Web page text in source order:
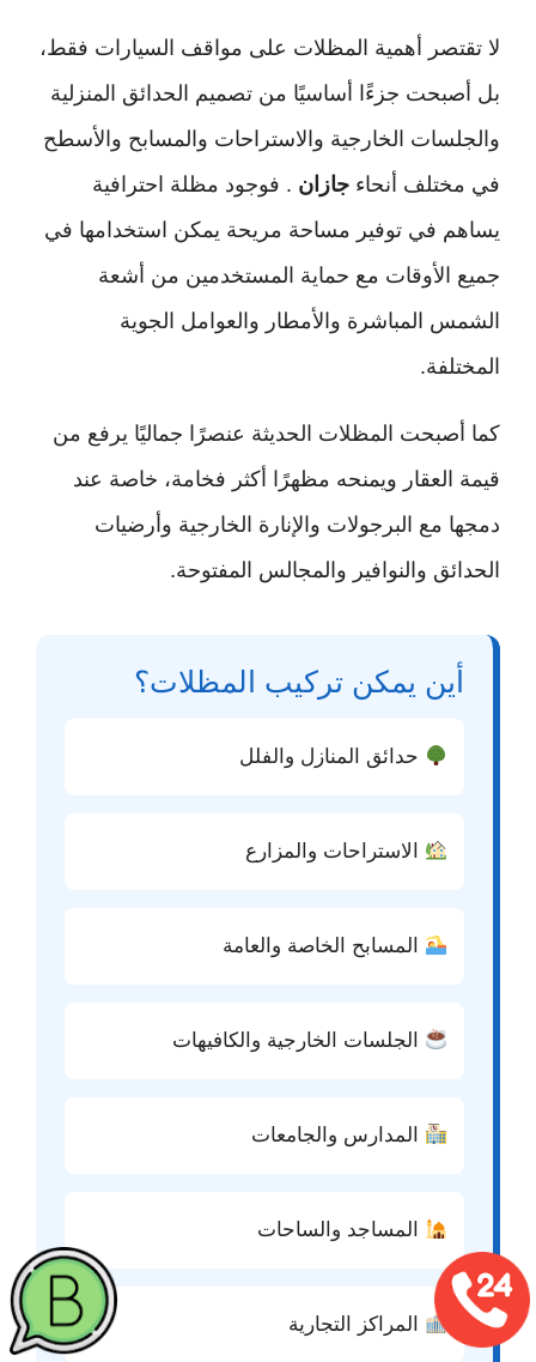
لا تقتصر أهمية المظلات على مواقف السيارات فقط،
بل أصبحت جزءًا أساسيًا من تصميم الحدائق المنزلية
والجلسات الخارجية والاستراحات والمسابح والأسطح
في مختلف أنحاء جازان . فوجود مظلة احترافية
يساهم في توفير مساحة مريحة يمكن استخدامها في
جميع الأوقات مع حماية المستخدمين من أشعة
الشمس المباشرة والأمطار والعوامل الجوية
المختلفة.
كما أصبحت المظلات الحديثة عنصرًا جماليًا يرفع من
قيمة العقار ويمنحه مظهرًا أكثر فخامة، خاصة عند
دمجها مع البرجولات والإنارة الخارجية وأرضيات
الحدائق والنوافير والمجالس المفتوحة.
أين يمكن تركيب المظلات؟
حدائق المنازل والفلل
الاستراحات والمزارع
المسابح الخاصة والعامة
الجلسات الخارجية والكافيهات
المدارس والجامعات
المساجد والساحات
المراكز التجارية